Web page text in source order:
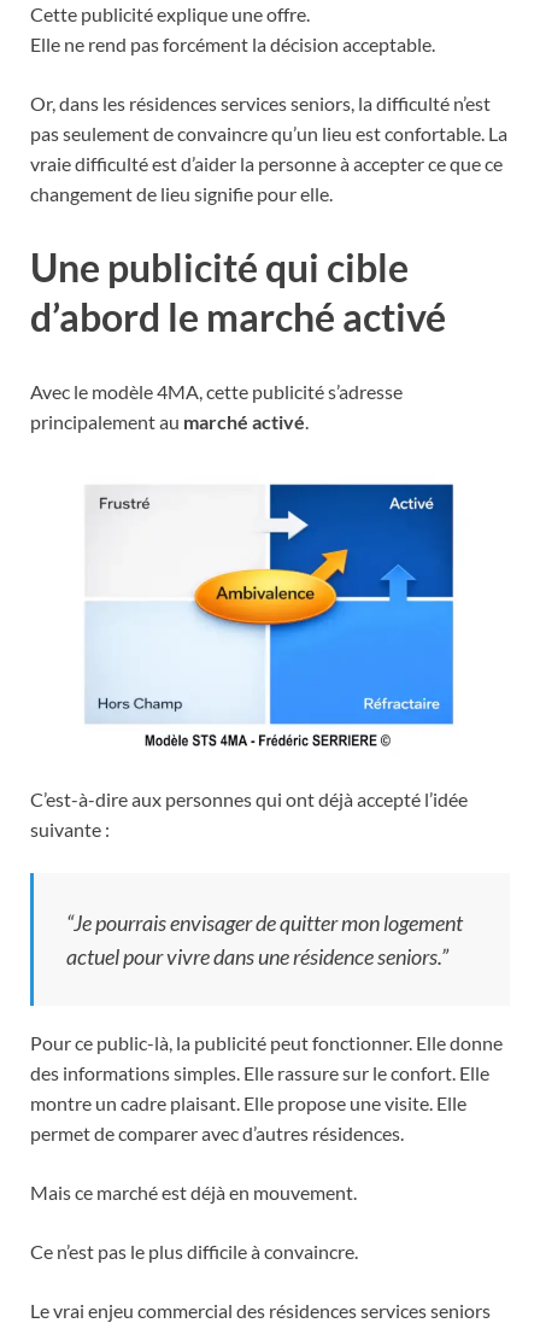
Cette publicité explique une offre.
Elle ne rend pas forcément la décision acceptable.
Or, dans les résidences services seniors, la difficulté n’est
pas seulement de convaincre qu’un lieu est confortable. La
vraie difficulté est d’aider la personne à accepter ce que ce
changement de lieu signifie pour elle.
Une publicité qui cible
d’abord le marché activé
Avec le modèle 4MA, cette publicité s’adresse
principalement au marché activé.
C’est-à-dire aux personnes qui ont déjà accepté l’idée
suivante :
“Je pourrais envisager de quitter mon logement
actuel pour vivre dans une résidence seniors.”
Pour ce public-là, la publicité peut fonctionner. Elle donne
des informations simples. Elle rassure sur le confort. Elle
montre un cadre plaisant. Elle propose une visite. Elle
permet de comparer avec d’autres résidences.
Mais ce marché est déjà en mouvement.
Ce n’est pas le plus difficile à convaincre.
Le vrai enjeu commercial des résidences services seniors